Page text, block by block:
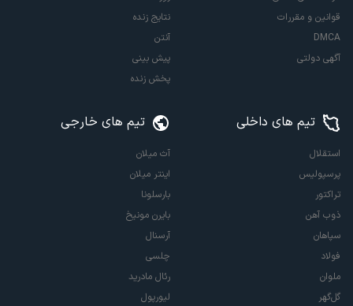
قوانین و مقررات
DMCA
آگهی دولتی
نتایج زنده
آنتن
پیش بینی
پخش زنده
تیم های داخلی
استقلال
پرسپولیس
تراکتور
ذوب آهن
سپاهان
فولاد
ملوان
گل‌گهر
تیم های خارجی
آث میلان
اینتر میلان
بارسلونا
بایرن مونیخ
آرسنال
چلسی
رئال مادرید
لیورپول